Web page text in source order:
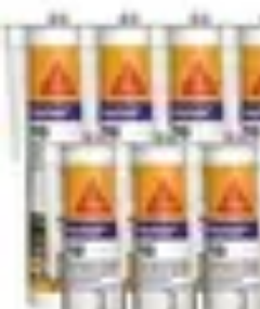
Services Menuisier
Choix du menuisierServices de
Menusier Matériaux et Techniques
Services Menuisier